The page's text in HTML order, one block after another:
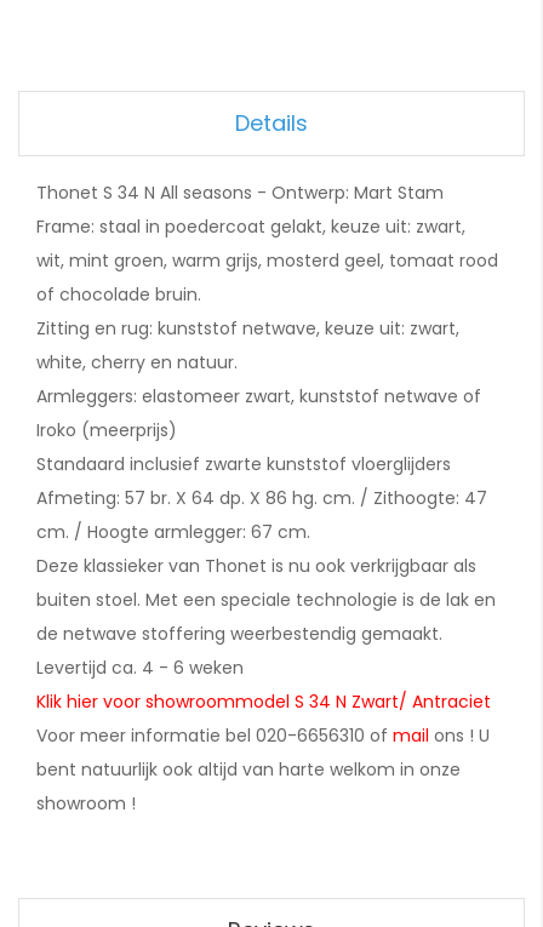
Details
Thonet S 34 N All seasons - Ontwerp: Mart Stam
Frame: staal in poedercoat gelakt, keuze uit: zwart,
wit, mint groen, warm grijs, mosterd geel, tomaat rood
of chocolade bruin.
Zitting en rug: kunststof netwave, keuze uit: zwart,
white, cherry en natuur.
Armleggers: elastomeer zwart, kunststof netwave of
Iroko (meerprijs)
Standaard inclusief zwarte kunststof vloerglijders
Afmeting: 57 br. X 64 dp. X 86 hg. cm. / Zithoogte: 47
cm. / Hoogte armlegger: 67 cm.
Deze klassieker van Thonet is nu ook verkrijgbaar als
buiten stoel. Met een speciale technologie is de lak en
de netwave stoffering weerbestendig gemaakt.
Levertijd ca. 4 - 6 weken
Klik hier voor showroommodel S 34 N Zwart/ Antraciet
Voor meer informatie bel 020-6656310 of mail ons ! U
bent natuurlijk ook altijd van harte welkom in onze
showroom !